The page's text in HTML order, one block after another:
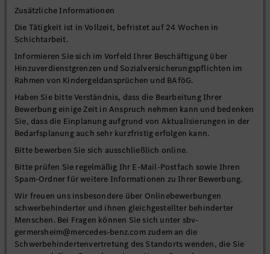
Zusätzliche Informationen
Die Tätigkeit ist in Vollzeit, befristet auf 24 Wochen in
Schichtarbeit.
Informieren Sie sich im Vorfeld Ihrer Beschäftigung über
Hinzuverdienstgrenzen und Sozialversicherungspflichten im
Rahmen von Kindergeldansprüchen und BAföG.
Haben Sie bitte Verständnis, dass die Bearbeitung Ihrer
Bewerbung einige Zeit in Anspruch nehmen kann und bedenken
Sie, dass die Einplanung aufgrund von Aktualisierungen in der
Bedarfsplanung auch sehr kurzfristig erfolgen kann.
Bitte bewerben Sie sich ausschließlich online.
Bitte prüfen Sie regelmäßig Ihr E-Mail-Postfach sowie Ihren
Spam-Ordner für weitere Informationen zu Ihrer Bewerbung.
Wir freuen uns insbesondere über Onlinebewerbungen
schwerbehinderter und ihnen gleichgestellter behinderter
Menschen. Bei Fragen können Sie sich unter sbv-
germersheim@mercedes-benz.com zudem an die
Schwerbehindertenvertretung des Standorts wenden, die Sie